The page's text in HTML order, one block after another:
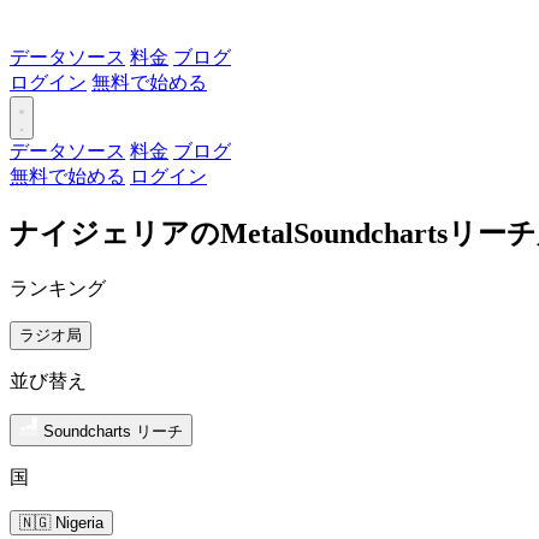
データソース 料金 ブログ
ログイン 無料で始める
データソース 料金 ブログ
無料で始める ログイン
ナイジェリアのMetalSoundchartsリー
ランキング
ラジオ局
並び替え
Soundcharts リーチ
国
🇳🇬 Nigeria